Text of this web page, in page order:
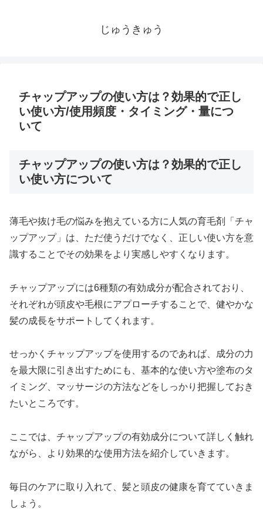
じゅうきゅう
チャップアップの使い方は？効果的で正し
い使い方/使用頻度・タイミング・量につ
いて
チャップアップの使い方は？効果的で正し
い使い方について
薄毛や抜け毛の悩みを抱えている方に人気の育毛剤「チャ
ップアップ」は、ただ使うだけでなく、正しい使い方を意
識することでその効果をより実感しやすくなります。
チャップアップには6種類の有効成分が配合されており、
それぞれが頭皮や毛根にアプローチすることで、健やかな
髪の成長をサポートしてくれます。
せっかくチャップアップを使用するのであれば、成分の力
を最大限に引き出すためにも、基本的な使い方や塗布のタ
イミング、マッサージの方法などをしっかり把握しておき
たいところです。
ここでは、チャップアップの有効成分について詳しく触れ
ながら、より効果的な使用方法を紹介していきます。
毎日のケアに取り入れて、髪と頭皮の健康を育てていきま
しょう。